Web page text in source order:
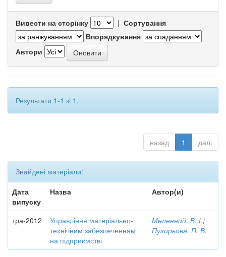
Вивести на сторінку | Сортування
Впорядкування
Автори
Результати 1-1 зі 1.
назад 1 далі
Знайдені матеріали:
Дата
випуску
Назва Автор(и)
тра-2012
Управління матеріально-
технічним забезпеченням
на підприємстві
Меленний, В. І.;
Пузирьова, П. В.